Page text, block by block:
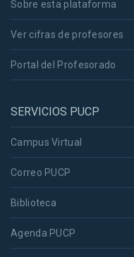
Sobre esta plataforma
Ver cifras de profesores
Portal del Profesorado
SERVICIOS PUCP
Campus Virtual
Correo PUCP
Biblioteca
Agenda PUCP